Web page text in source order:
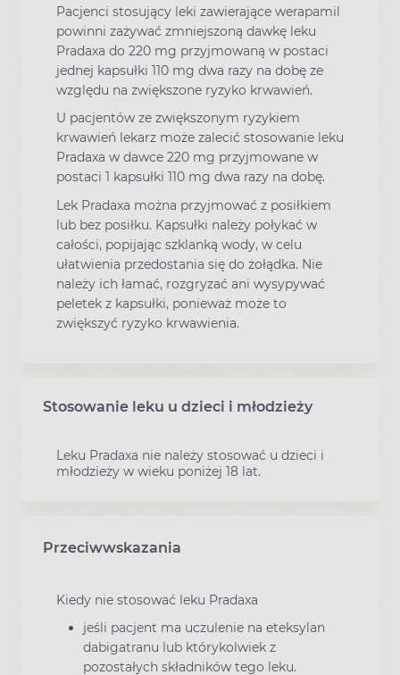
Pacjenci stosujący leki zawierające werapamil
powinni zażywać zmniejszoną dawkę leku
Pradaxa do 220 mg przyjmowaną w postaci
jednej kapsułki 110 mg dwa razy na dobę ze
względu na zwiększone ryzyko krwawień.
U pacjentów ze zwiększonym ryzykiem
krwawień lekarz może zalecić stosowanie leku
Pradaxa w dawce 220 mg przyjmowane w
postaci 1 kapsułki 110 mg dwa razy na dobę.
Lek Pradaxa można przyjmować z posiłkiem
lub bez posiłku. Kapsułki należy połykać w
całości, popijając szklanką wody, w celu
ułatwienia przedostania się do żołądka. Nie
należy ich łamać, rozgryzać ani wysypywać
peletek z kapsułki, ponieważ może to
zwiększyć ryzyko krwawienia.
Stosowanie leku u dzieci i młodzieży
Leku Pradaxa nie należy stosować u dzieci i
młodzieży w wieku poniżej 18 lat.
Przeciwwskazania
Kiedy nie stosować leku Pradaxa
jeśli pacjent ma uczulenie na eteksylan
dabigatranu lub którykolwiek z
pozostałych składników tego leku.